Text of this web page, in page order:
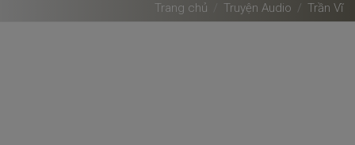
Trang chủ Truyện Audio Trần Vĩ